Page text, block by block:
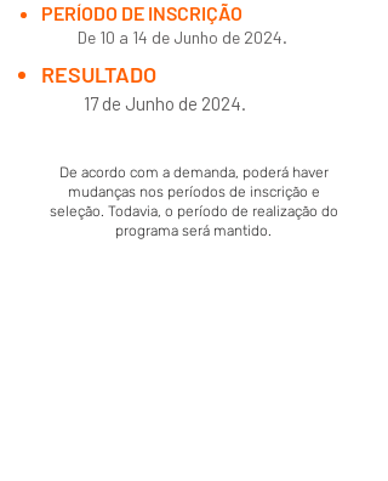
PERÍODO DE INSCRIÇÃO
De 10 a 14 de Junho de 2024.
RESULTADO
17 de Junho de 2024.
De acordo com a demanda, poderá haver
mudanças nos períodos de inscrição e
seleção. Todavia, o período de realização do
programa será mantido.